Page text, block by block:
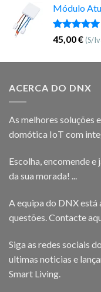
Módulo
Avaliação
5.00
de 5
45,00€ (S/
ACERCA DO DNX
As melhores soluções
domótica IoT com
Escolha, encomende e
da sua morada! ...
A equipa do DNX está
questões. Contacte
Siga as redes sociais
ultimas noticias e
Smart Living.